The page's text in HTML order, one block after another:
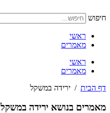
לתוכן
חיפוש
ראשי
מאמרים
ראשי
מאמרים
דף הבית / ירידה במשקל
מאמרים בנושא ירידה במשקל